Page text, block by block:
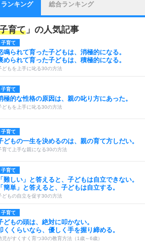
ンキング 総合ランキング
育て 」の人気記事
子育て
鳴られて育った子どもは、消極的になる。
められて育った子どもは、積極的になる。
どもを上手に叱る30の方法
子育て
極的な性格の原因は、親の叱り方にあった。
どもを上手に叱る30の方法
子育て
どもの一生を決めるのは、親の育て方しだい。
育て上手な親になる30の方法
子育て
「難しい」と答えると、子どもは自立できない。
「簡単」と答えると、子どもは自立する。
どもの自立を促す30の方法
子育て
どもの頭は、絶対に叩かない。
くくらいなら、優しく手を握り締める。
児がすくすく育つ30の教育方法（1歳～6歳）